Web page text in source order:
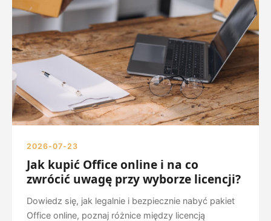
2026-07-23
Jak kupić Office online i na co
zwrócić uwagę przy wyborze licencji?
Dowiedz się, jak legalnie i bezpiecznie nabyć pakiet
Office online, poznaj różnice między licencją